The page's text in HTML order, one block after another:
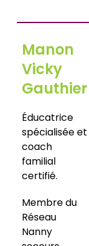
Manon
Vicky
Gauthier
Éducatrice
spécialisée et
coach
familial
certifié.
Membre du
Réseau
Nanny